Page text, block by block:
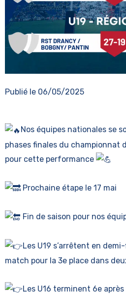
Publié le 06/05/2025
Nos équipes nationales se
phases finales du championnat
pour cette performance
Prochaine étape le 17 mai
Fin de saison pour nos
Les U19 s’arrêtent en
match pour la 3e place dans
Les U16 terminent 6e